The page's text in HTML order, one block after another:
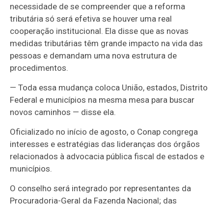
necessidade de se compreender que a reforma
tributária só será efetiva se houver uma real
cooperação institucional. Ela disse que as novas
medidas tributárias têm grande impacto na vida das
pessoas e demandam uma nova estrutura de
procedimentos.
— Toda essa mudança coloca União, estados, Distrito
Federal e municípios na mesma mesa para buscar
novos caminhos — disse ela.
Oficializado no início de agosto, o Conap congrega
interesses e estratégias das lideranças dos órgãos
relacionados à advocacia pública fiscal de estados e
municípios.
O conselho será integrado por representantes da
Procuradoria-Geral da Fazenda Nacional; das